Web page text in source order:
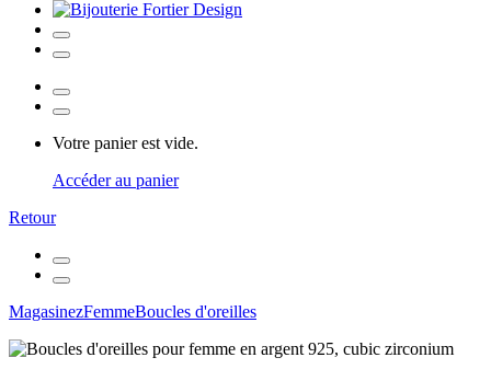
Votre panier est vide.
Accéder au panier
Retour
MagasinezFemmeBoucles d'oreilles